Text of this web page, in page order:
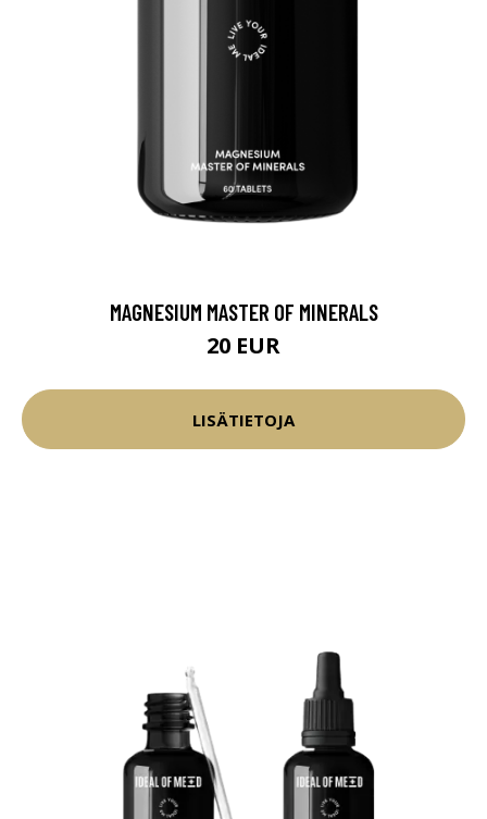
MAGNESIUM MASTER OF MINERALS
20 EUR
LISÄTIETOJA